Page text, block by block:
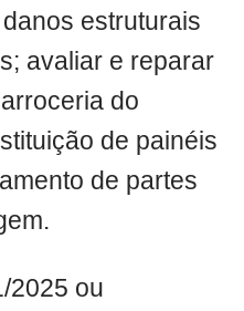
estruturais
avaliar e reparar
do
de painéis
de partes
2025 ou